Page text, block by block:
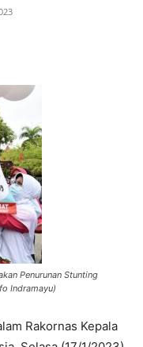
Penurunan Stunting
Indramayu)
Rakornas Kepala